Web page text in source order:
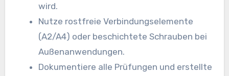
wird.
Nutze rostfreie Verbindungselemente
(A2/A4) oder beschichtete Schrauben bei
Außenanwendungen.
Dokumentiere alle Prüfungen und erstellte